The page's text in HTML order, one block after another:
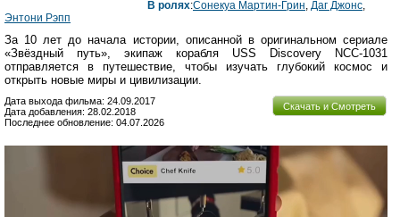
В ролях:Сонекуа Мартин-Грин Даг Джонс
Энтони Рэпп
За 10 лет до начала истории, описанной в оригинальном сериале
«Звёздный путь», экипаж корабля USS Discovery NCC-1031
отправляется в путешествие, чтобы изучать глубокий космос и
открыть новые миры и цивилизации.
Скачать и Смотреть
Дата выхода фильма: 24.09.2017
Дата добавления: 28.02.2018
Последнее обновление: 04.07.2026